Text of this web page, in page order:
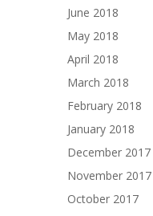
June 2018
May 2018
April 2018
March 2018
February 2018
January 2018
December 2017
November 2017
October 2017